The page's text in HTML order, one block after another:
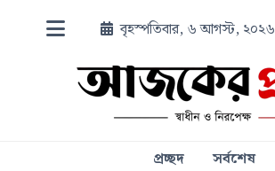
বৃহস্পতিবার, ৬ আগস্ট, ২০২৬
প্রচ্ছদ সর্বশেষ